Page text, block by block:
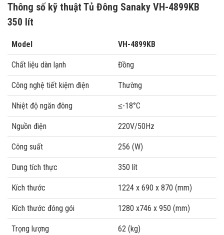
Thông số kỹ thuật Tủ Đông Sanaky VH-4899KB
350 lít
Model VH-4899KB
Chất liệu dàn lạnh Đồng
Công nghệ tiết kiệm điện Thường
Nhiệt độ ngăn đông ≤-18°C
Nguồn điện 220V/50Hz
Công suất 256 (W)
Dung tích thực 350 lít
Kích thước 1224 x 690 x 870 (mm)
Kích thước đóng gói 1280 x746 x 950 (mm)
Trọng lượng 62 (kg)